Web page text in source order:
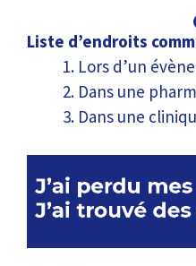
Liste d’endroits
Lors d’un
Dans une
Dans une